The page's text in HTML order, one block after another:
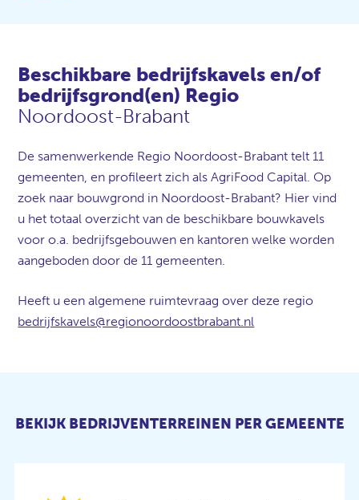
Beschikbare bedrijfskavels en/of
bedrijfsgrond(en) Regio
Noordoost-Brabant
De samenwerkende Regio Noordoost-Brabant telt 11
gemeenten, en profileert zich als AgriFood Capital. Op
zoek naar bouwgrond in Noordoost-Brabant? Hier vind
u het totaal overzicht van de beschikbare bouwkavels
voor o.a. bedrijfsgebouwen en kantoren welke worden
aangeboden door de 11 gemeenten.
Heeft u een algemene ruimtevraag over deze regio
bedrijfskavels@regionoordoostbrabant.nl
BEKIJK BEDRIJVENTERREINEN PER GEMEENTE